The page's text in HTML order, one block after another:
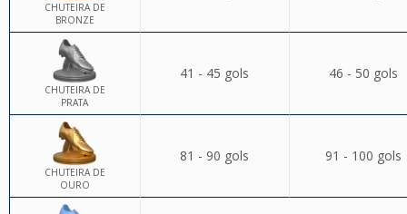
CHUTEIRA DE
BRONZE
CHUTEIRA DE
PRATA
41 - 45 gols 46 - 50 gols
CHUTEIRA DE
OURO
81 - 90 gols 91 - 100 gols